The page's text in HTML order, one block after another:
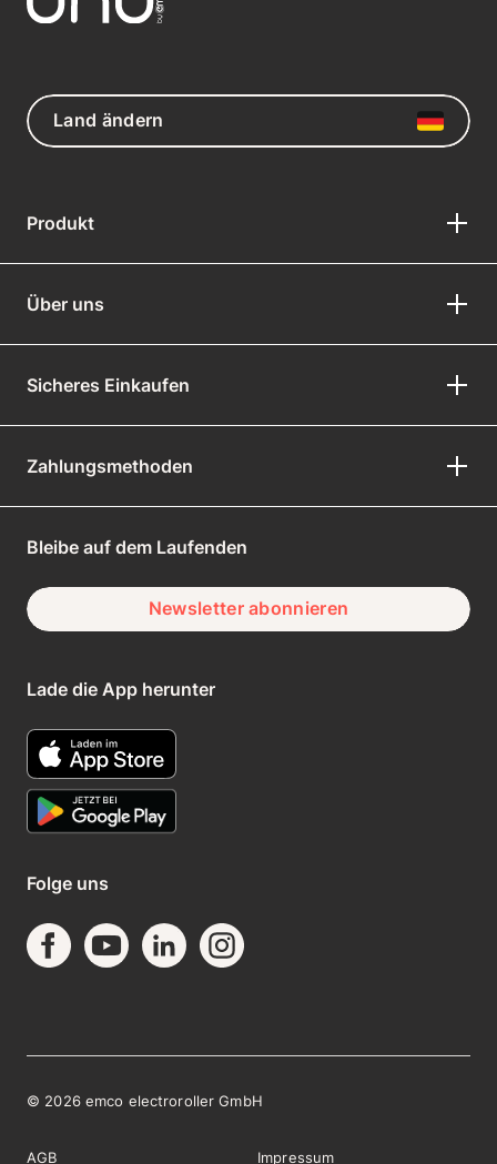
Land ändern
Produkt
Über uns
Zahlungsmethoden
Sicheres Einkaufen
Bleibe auf dem Laufenden
Newsletter abonnieren
Lade die App herunter
Folge uns
© 2026 emco electroroller GmbH
AGB Impressum